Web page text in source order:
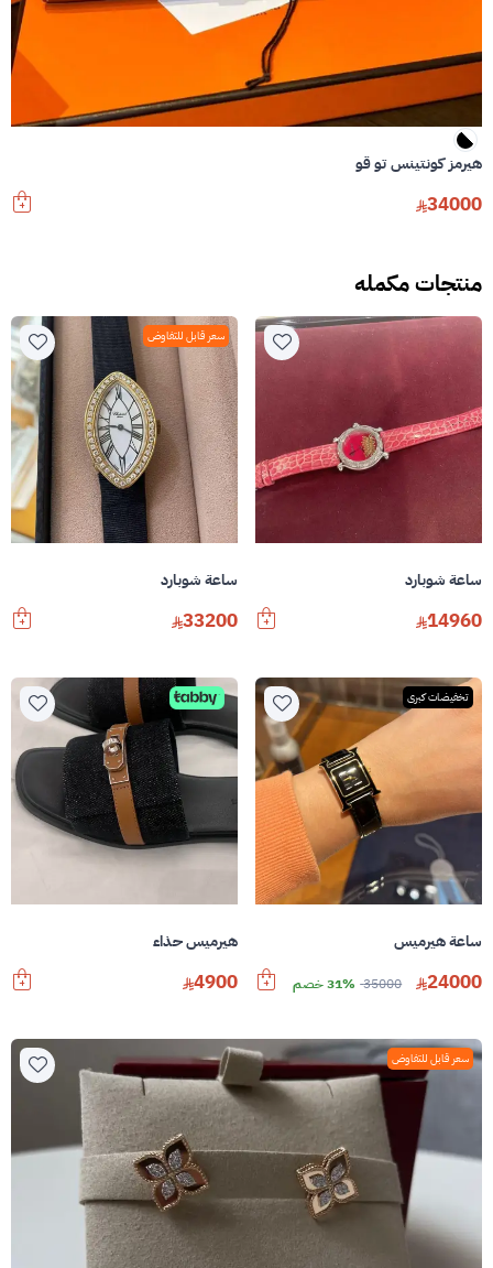
هيرمز كونتينس تو قو
34000
منتجات مكمله
ساعة شوبارد
14960
سعر قابل للتفاوض
ساعة شوبارد
33200
تخفيضات كبرى
ساعة هيرميس
24000
35000 31% خصم
هيرميس حذاء
4900
سعر قابل للتفاوض